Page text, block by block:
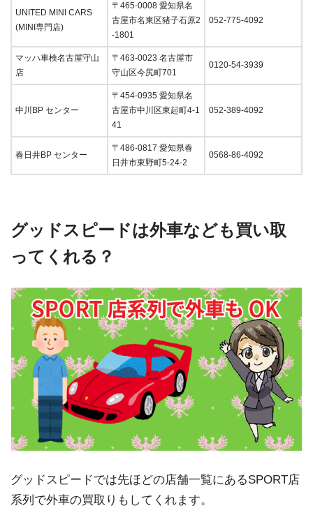
UNITED MINI CARS
(MINI専門店)
〒465-0008 愛知県名
古屋市名東区猪子石原2
-1801
052-775-4092
マッハ車検名古屋守山
店
〒463-0023 名古屋市
守山区今尻町701
0120-54-3939
中川BP センター
〒454-0935 愛知県名
古屋市中川区東起町4-1
41
052-389-4092
春日井BP センター
〒486-0817 愛知県春
日井市東野町5-24-2
0568-86-4092
グッドスピードは外車なども買い取
ってくれる？
グッドスピードでは先ほどの店舗一覧にあるSPORT店
系列で外車の買取りもしてくれます。